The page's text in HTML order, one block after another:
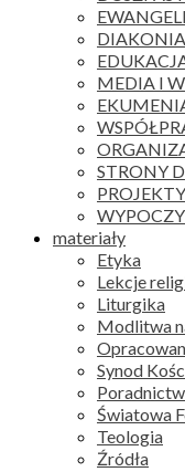
DIAKONIA
MEDIA I
STRONY
PROJEKTY
materiały
Etyka
Lekcje
Liturgika
Modlitwa
Synod
Światowa
Teologia
Źródła